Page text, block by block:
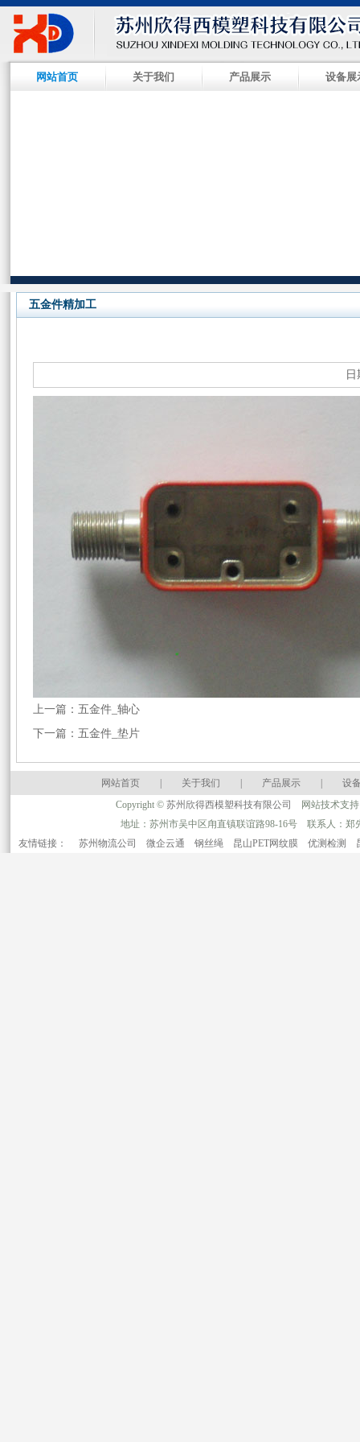
网站首页 关于我们 产品展示 设备展
五金件精加工
上一篇： 五金件_轴心
下一篇： 五金件_垫片
网站首页 关于我们 产品展示
设
Copyright ©苏州欣得西模塑科技有限公司
网站技术支
地址：苏州市吴中区甪直镇联谊路98-16号 联系人：郑
友情链接： 苏州物流公司 微企云通 钢丝绳 昆山PET网纹膜 优测检测